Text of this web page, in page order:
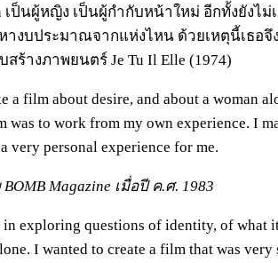
เป็นผู้หญิง เป็นผู้กำกับหน้าใหม่ อีกทั้งยังไ
างบประมาณจากแห่งไหน ด้วยเหตุนี้เธอ
ร้างภาพยนตร์ Je Tu Il Elle (1974)
a film about desire, and about a woman
was to work from my own experience. I
very personal experience for me.
Magazine เมื่อปี ค.ศ. 1983
exploring questions of identity, of what
I wanted to create a film that was